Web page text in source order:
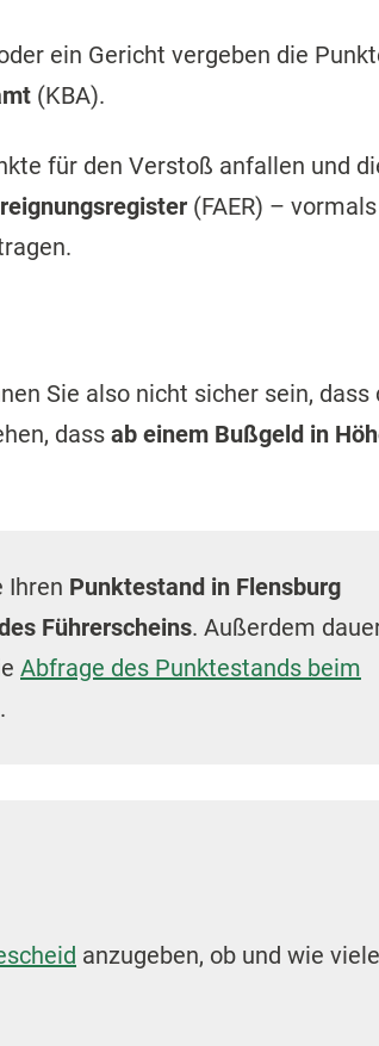
ein Gericht vergeben die
(KBA).
für den Verstoß anfallen und
(FAER) – vormals
Sie also nicht sicher sein, dass
dass ab einem Bußgeld in
Ihren Punktestand in Flensburg
Führerscheins. Außerdem
Abfrage des Punktestands beim
anzugeben, ob und wie viele